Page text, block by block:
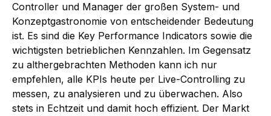
Controller und Manager der großen System- und
Konzeptgastronomie von entscheidender Bedeutung
ist. Es sind die Key Performance Indicators sowie die
wichtigsten betrieblichen Kennzahlen. Im Gegensatz
zu althergebrachten Methoden kann ich nur
empfehlen, alle KPIs heute per Live-Controlling zu
messen, zu analysieren und zu überwachen. Also
stets in Echtzeit und damit hoch effizient. Der Markt